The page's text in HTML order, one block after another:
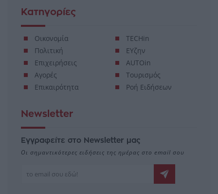
Κατηγορίες
Οικονομία
Πολιτική
Επιχειρήσεις
Αγορές
Επικαιρότητα
TECHin
ΕΥζην
AUTOin
Τουρισμός
Ροή Ειδήσεων
Newsletter
Εγγραφείτε στο Newsletter μας
Οι σημαντικότερες ειδήσεις της ημέρας στο email σου